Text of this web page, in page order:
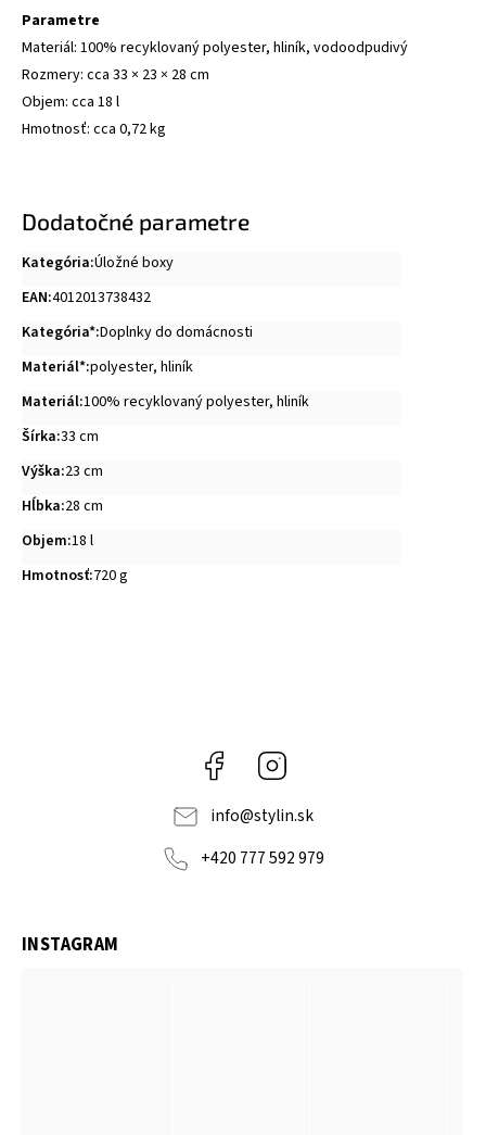
Parametre
Materiál: 100% recyklovaný polyester, hliník, vodoodpudivý
Rozmery: cca 33 × 23 × 28 cm
Objem: cca 18 l
Hmotnosť: cca 0,72 kg
Dodatočné parametre
Kategória:Úložné boxy
EAN:4012013738432
Kategória*:Doplnky do domácnosti
Materiál*:polyester, hliník
Materiál:100% recyklovaný polyester, hliník
Šírka:33 cm
Výška:23 cm
Hĺbka:28 cm
Objem:18 l
Hmotnosť:720 g
Facebook
info@stylin.sk
+420 777 592 979
INSTAGRAM